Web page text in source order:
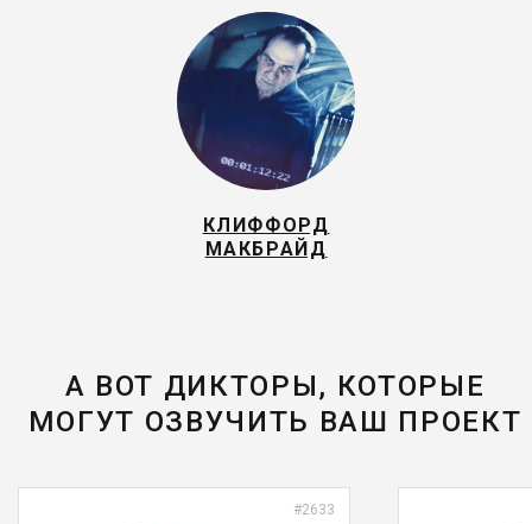
КЛИФФОРД
МАКБРАЙД
А ВОТ ДИКТОРЫ, КОТОРЫЕ
МОГУТ ОЗВУЧИТЬ ВАШ ПРОЕКТ
#2633